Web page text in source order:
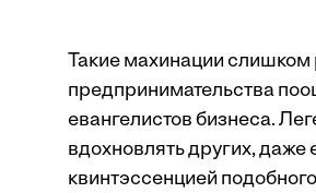
Такие махинации
предпринимательства
евангелистов бизнеса.
вдохновлять других,
квинтэссенцией